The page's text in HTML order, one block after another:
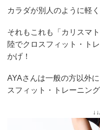
カラダが別人のように軽
それもこれも「カリスマ
陸でクロスフィット・ト
かげ！
AYAさんは一般の方以外
スフィット・トレーニン